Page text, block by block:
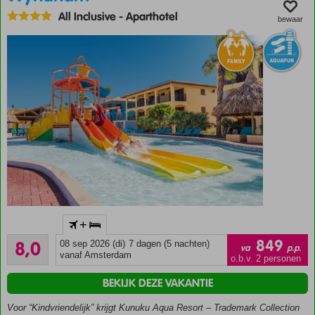
All Inclusive-Aparthotel bewaar
Eén van de
vakantiedeals
op Curaçao
Prachtig
8,0
Zeer goed
1143
beoordelingen
+
08 sep 2026 (di) 7 dagen (5 nachten)
vanaf Amsterdam
va 849 p.p.
o.b.v. 2 personen
Voor “Kindvriendelijk” krijgt Kunuku Aqua Resort – Trademark Collection
BEKIJK DEZE VAKANTIE